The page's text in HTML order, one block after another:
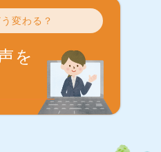
変わる？
を